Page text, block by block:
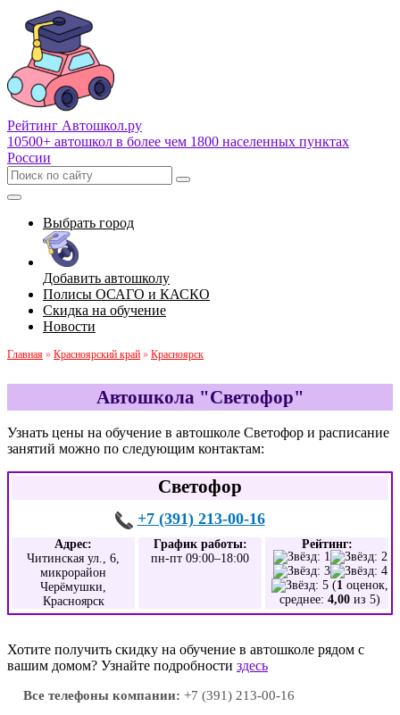
Рейтинг Автошкол.ру
10500+ автошкол в более чем 1800 населенных пунктах
России
Выбрать город
Добавить автошколу
Полисы ОСАГО и КАСКО
Скидка на обучение
Новости
Главная » Красноярский край » Красноярск
Автошкола "Светофор"
Узнать цены на обучение в автошколе Светофор и расписание
занятий можно по следующим контактам:
Светофор
+7 (391) 213-00-16
Адрес:
Читинская ул., 6,
микрорайон
Черёмушки,
Красноярск
График работы:
пн-пт 09:00–18:00
Рейтинг:
(1 оценок,
среднее: 4,00 из 5)
Хотите получить скидку на обучение в автошколе рядом с
вашим домом? Узнайте подробности здесь
Все телефоны компании: +7 (391) 213-00-16